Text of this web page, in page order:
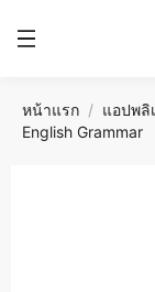
หน้าแรก แอปพลิ
English Grammar